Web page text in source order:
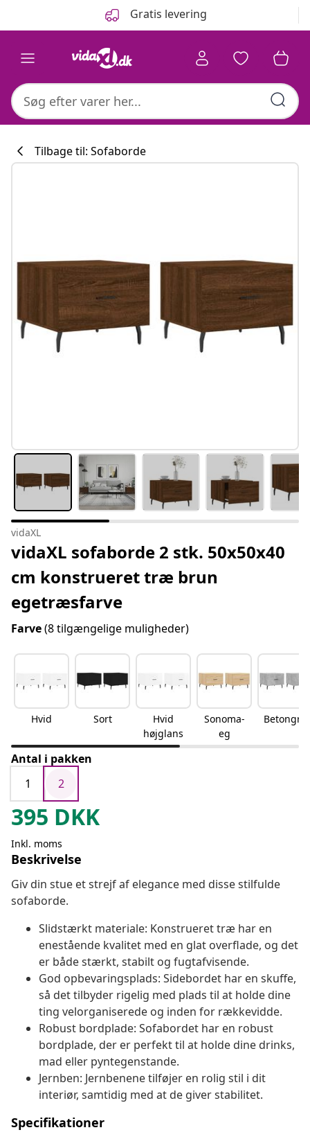
Gratis levering
#sharemevidaxl
Tilbage til: Sofaborde
vidaXL
vidaXL sofaborde 2 stk. 50x50x40
cm konstrueret træ brun
egetræsfarve
Farve(8 tilgængelige muligheder)
Hvid Sort
Hvid
højglans
Sonoma-
eg
Betongrå
Antal i pakken
1
2
395 DKK
Inkl. moms
Beskrivelse
Giv din stue et strejf af elegance med disse stilfulde
sofaborde.
Slidstærkt materiale: Konstrueret træ har en
enestående kvalitet med en glat overflade, og det
er både stærkt, stabilt og fugtafvisende.
God opbevaringsplads: Sidebordet har en skuffe,
så det tilbyder rigelig med plads til at holde dine
ting velorganiserede og inden for rækkevidde.
Robust bordplade: Sofabordet har en robust
bordplade, der er perfekt til at holde dine drinks,
mad eller pyntegenstande.
Jernben: Jernbenene tilføjer en rolig stil i dit
interiør, samtidig med at de giver stabilitet.
Specifikationer